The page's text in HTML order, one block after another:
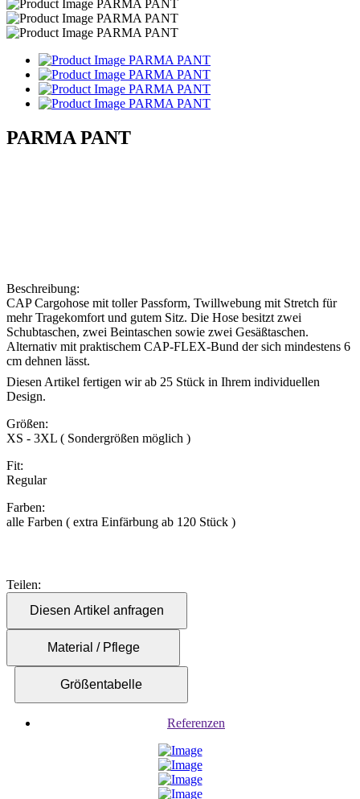
PARMA PANT
Beschreibung:
CAP Cargohose mit toller Passform, Twillwebung mit Stretch für
mehr Tragekomfort und gutem Sitz. Die Hose besitzt zwei
Schubtaschen, zwei Beintaschen sowie zwei Gesäßtaschen.
Alternativ mit praktischem CAP-FLEX-Bund der sich mindestens 6
cm dehnen lässt.
Diesen Artikel fertigen wirab 25 Stück in Ihrem individuellen
Design.
Größen:
XS - 3XL ( Sondergrößen möglich )
Fit:
Regular
Farben:
alle Farben ( extra Einfärbung ab 120 Stück )
Teilen:
Diesen Artikel anfragen
Material / Pflege
Größentabelle
Referenzen